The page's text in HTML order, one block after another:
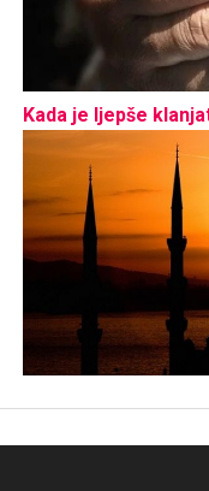
Kada je ljepše